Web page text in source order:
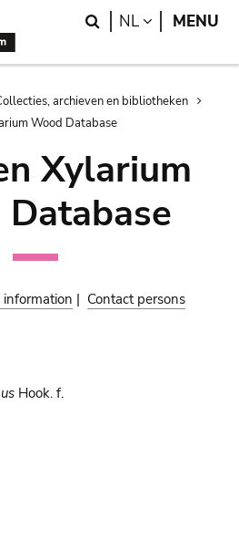
Search
NL LANGUAGE
MENU
archieven en bibliotheken
Wood Database
Xylarium
information | Contact persons
Hook. f.